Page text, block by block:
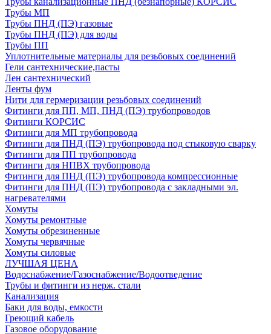
Трубы МП
Трубы ПНД (ПЭ) газовые
Трубы ПНД (ПЭ) для воды
Трубы ПП
Уплотнительные материалы для резьбовых соединений
Гели сантехнические,пасты
Лен сантехнический
Ленты фум
Нити для гермеризации резьбовых соединений
Фитинги для ПП, МП, ПНД (ПЭ) трубопроводов
Фитинги КОРСИС
Фитинги для МП трубопровода
Фитинги для ПНД (ПЭ) трубопровода под стыковую сварку
Фитинги для ПП трубопровода
Фитинги для НПВХ трубопровода
Фитинги для ПНД (ПЭ) трубопровода компрессионные
Фитинги для ПНД (ПЭ) трубопровода с закладными эл.
нагревателями
Хомуты
Хомуты ремонтные
Хомуты обрезиненные
Хомуты червячные
Хомуты силовые
ЛУЧШАЯ ЦЕНА
Водоснабжение/Газоснабжение/Водоотведение
Трубы и фитинги из нерж. стали
Канализация
Баки для воды, емкости
Греющий кабель
Газовое оборудование